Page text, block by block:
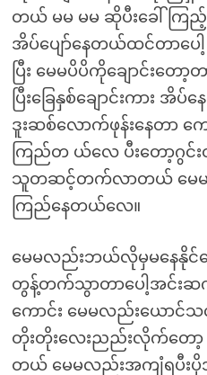
တယ် မမ မမ ဆိုပီးခေါ်ကြ
အိပ်ပျော်နေတယ်ထင်တာပေါ့
ပြီး မေမပိပိကိုချောင်း
ပြီးခြေနှစ်ချောင်းကား
ဒူးဆစ်လောက်ဖုန်းနေတာ က
ကြည်တ ယ်လေ ပီးတော့ဂွင်
သူတဆင့်တက်လာတယ် မေ
ကြည်နေတယ်လေ။
မေမလည်းဘယ်လိုမှမနေနို
တွန့်တက်သွာတာပေါ့အင်းဆ
ကောင်း မေမလည်းယောင်သ
တိုးတိုးလေးညည်းလိုက်တေ
တယ် မေမလည်းအကျံရပီးပို